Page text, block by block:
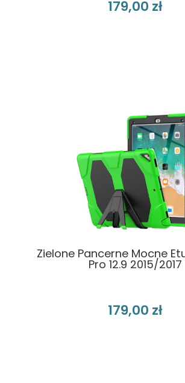
179,00 zł
Zielone Pancerne Mocne
Pro 12.9 2015/2017
179,00 zł